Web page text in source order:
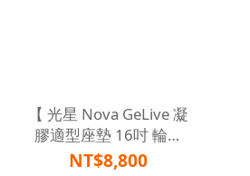
【 光星 Nova GeLive 凝
膠適型座墊 16吋 輪椅
座墊 C 款補助 凝膠坐墊
NT$8,800